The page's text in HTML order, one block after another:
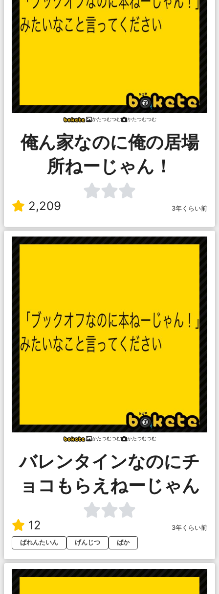
かたつむつむ かたつむつむ
俺ん家なのに俺の居場
所ねーじゃん！
2,209 3年くらい前
かたつむつむ かたつむつむ
バレンタインなのにチ
ョコもらえねーじゃん
12
3年くらい前
ばれんたいん
げんじつ ばか